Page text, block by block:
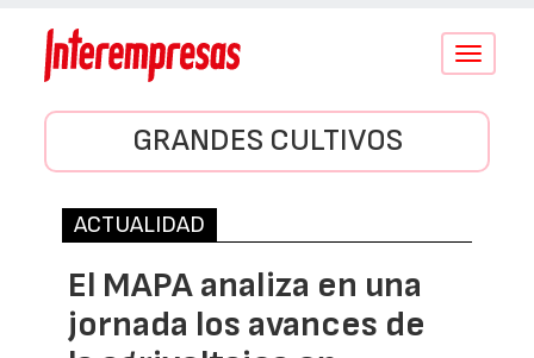
Conmutar
GRANDES CULTIVOS
ACTUALIDAD
El MAPA analiza en una
jornada los avances de